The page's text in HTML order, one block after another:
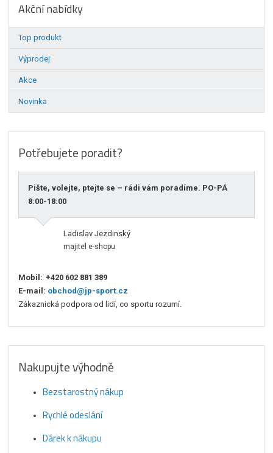
Akční nabídky
Top produkt
Výprodej
Akce
Novinka
Potřebujete poradit?
Pište, volejte, ptejte se – rádi vám poradíme. PO-PÁ
8:00-18:00
Ladislav Jezdinský
majitel e-shopu
Mobil: +420 602 881 389
E-mail: obchod@jp-sport.cz
Zákaznická podpora od lidí, co sportu rozumí.
Nakupujte výhodně
Bezstarostný nákup
Rychlé odeslání
Dárek k nákupu